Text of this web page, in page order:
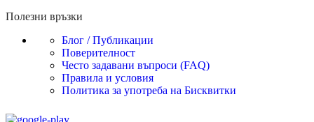
Полезни връзки
Блог / Публикации
Поверителност
Често задавани въпроси (FAQ)
Правила и условия
Политика за употреба на Бисквитки